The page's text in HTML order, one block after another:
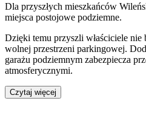
Dla przyszłych mieszkańców
miejsca postojowe podziemne.
Dzięki temu przyszli właściciele nie
wolnej przestrzeni parkingowej.
garażu podziemnym zabezpiecza
atmosferycznymi.
Czytaj więcej